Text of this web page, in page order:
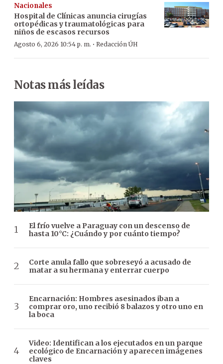
Nacionales
Hospital de Clínicas anuncia cirugías
ortopédicas y traumatológicas para
niños de escasos recursos
Agosto 6, 2026 10:54 p. m. · Redacción ÚH
Notas más leídas
El frío vuelve a Paraguay con un descenso de
hasta 10°C: ¿Cuándo y por cuánto tiempo?
Corte anula fallo que sobreseyó a acusado de
matar a su hermana y enterrar cuerpo
Encarnación: Hombres asesinados iban a
comprar oro, uno recibió 8 balazos y otro uno en
la boca
Video: Identifican a los ejecutados en un parque
ecológico de Encarnación y aparecen imágenes
claves